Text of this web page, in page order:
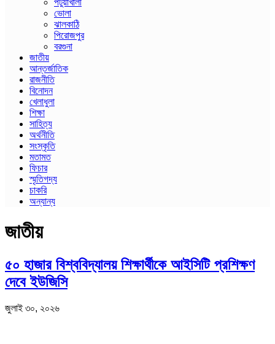
পটুয়াখালী
ভোলা
ঝালকাঠি
পিরোজপুর
বরগুনা
জাতীয়
আন্তর্জাতিক
রাজনীতি
বিনোদন
খেলাধুলা
শিক্ষা
সাহিত্য
অর্থনীতি
সংস্কৃতি
মতামত
ফিচার
স্মৃতিগদ্য
চাকরি
অন্যান্য
জাতীয়
৫০ হাজার বিশ্ববিদ্যালয় শিক্ষার্থীকে আইসিটি প্রশিক্ষণ
দেবে ইউজিসি
জুলাই ৩০, ২০২৬